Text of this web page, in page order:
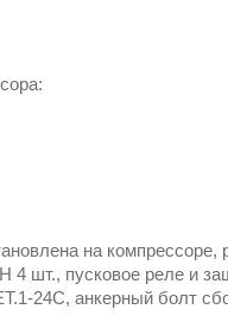
на
4 шт., пусковое реле и
24С, анкерный болт